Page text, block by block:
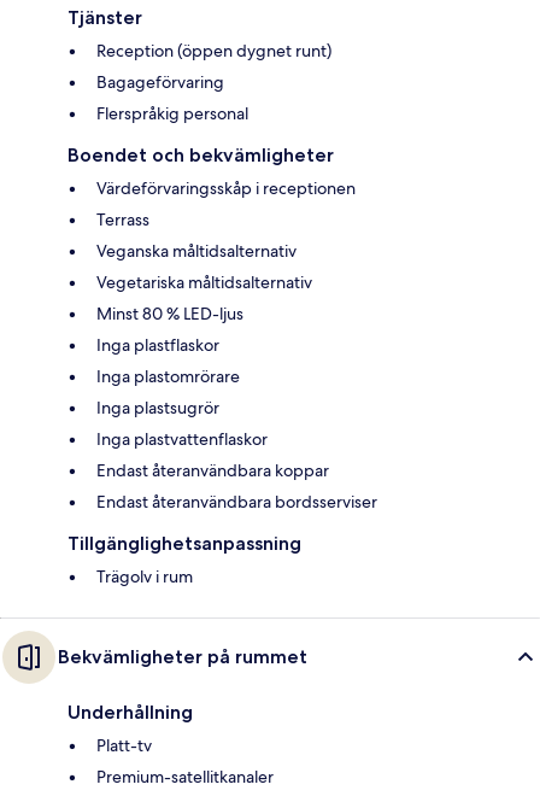
Tjänster
Reception (öppen dygnet runt)
Bagageförvaring
Flerspråkig personal
Boendet och bekvämligheter
Värdeförvaringsskåp i receptionen
Terrass
Veganska måltidsalternativ
Vegetariska måltidsalternativ
Minst 80 % LED-ljus
Inga plastflaskor
Inga plastomrörare
Inga plastsugrör
Inga plastvattenflaskor
Endast återanvändbara koppar
Endast återanvändbara bordsserviser
Tillgänglighetsanpassning
Trägolv i rum
Bekvämligheter på rummet
Underhållning
Platt-tv
Premium-satellitkanaler